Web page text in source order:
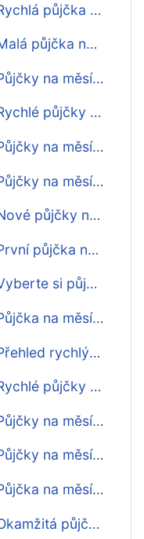
Rychlá půjčka na měsíc ihned
Malá půjčka na měsíc
Půjčky na měsíc do výplaty
Rychlé půjčky na měsíc
Půjčky na měsíc fintil
Půjčky na měsíc vzum
Nové půjčky na měsíc
První půjčka na měsíc zdarma
Vyberte si půjčku na měsíc
Půjčka na měsíc ihned na ruku
Přehled rychlých půjček na měsíc
Rychlé půjčky na měsíc před výplatou
Půjčky na měsíc bez doložení příjmu
Půjčky na měsíc před výplatou
Půjčka na měsíc na op
Okamžitá půjčka na měsíc